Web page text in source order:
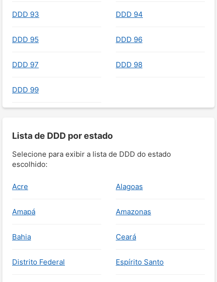
DDD 93 DDD 94
DDD 95 DDD 96
DDD 97 DDD 98
DDD 99
Lista de DDD por estado
Selecione para exibir a lista de DDD do estado
escolhido:
Acre Alagoas
Amapá Amazonas
Bahia Ceará
Distrito Federal Espírito Santo